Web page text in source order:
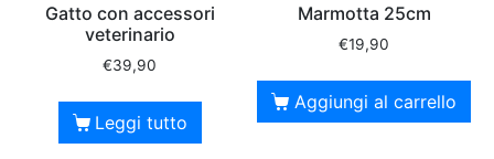
Gatto con accessori
veterinario
€39,90
Leggi tutto
Marmotta 25cm
€19,90
Aggiungi al carrello